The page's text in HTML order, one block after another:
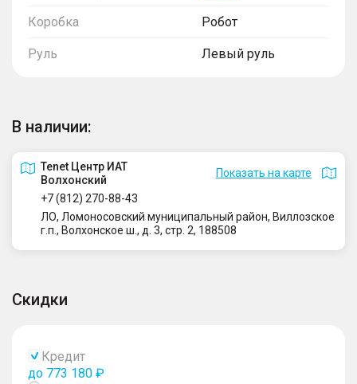
Коробка Робот
Руль Левый руль
В наличии:
Tenet Центр ИАТ
Волхонский
Показать на карте
+7 (812) 270-88-43
ЛО, Ломоносовский муниципальный район, Виллозское
г.п., Волхонское ш., д. 3, стр. 2, 188508
Скидки
Кредит
до 773 180 ₽